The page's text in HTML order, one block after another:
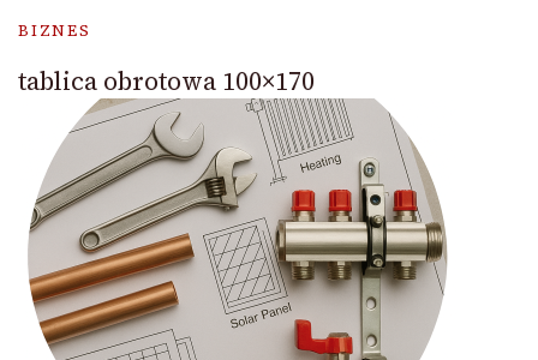
BIZNES
tablica obrotowa 100×170